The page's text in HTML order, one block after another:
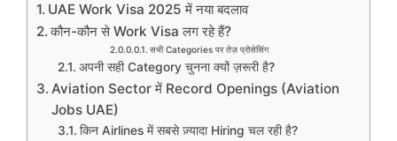
UAE Work Visa 2025 में नया बदलाव
कौन-कौन से Work Visa लग रहे हैं?
सभी Categories पर तेज़ प्रोसेसिंग
अपनी सही Category चुनना क्यों ज़रूरी है?
Aviation Sector में Record Openings (Aviation
Jobs UAE)
किन Airlines में सबसे ज़्यादा Hiring चल रही है?